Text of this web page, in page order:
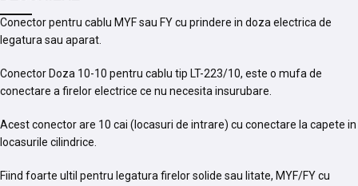
Conector pentru cablu MYF sau FY cu prindere in doza electrica de
legatura sau aparat.
Conector Doza 10-10 pentru cablu tip LT-223/10, este o mufa de
conectare a firelor electrice ce nu necesita insurubare.
Acest conectorare 10 cai (locasuri de intrare) cu conectare la capete in
locasurile cilindrice.
Fiind foarte ultil pentru legatura firelor solide sau litate, MYF/FY cu